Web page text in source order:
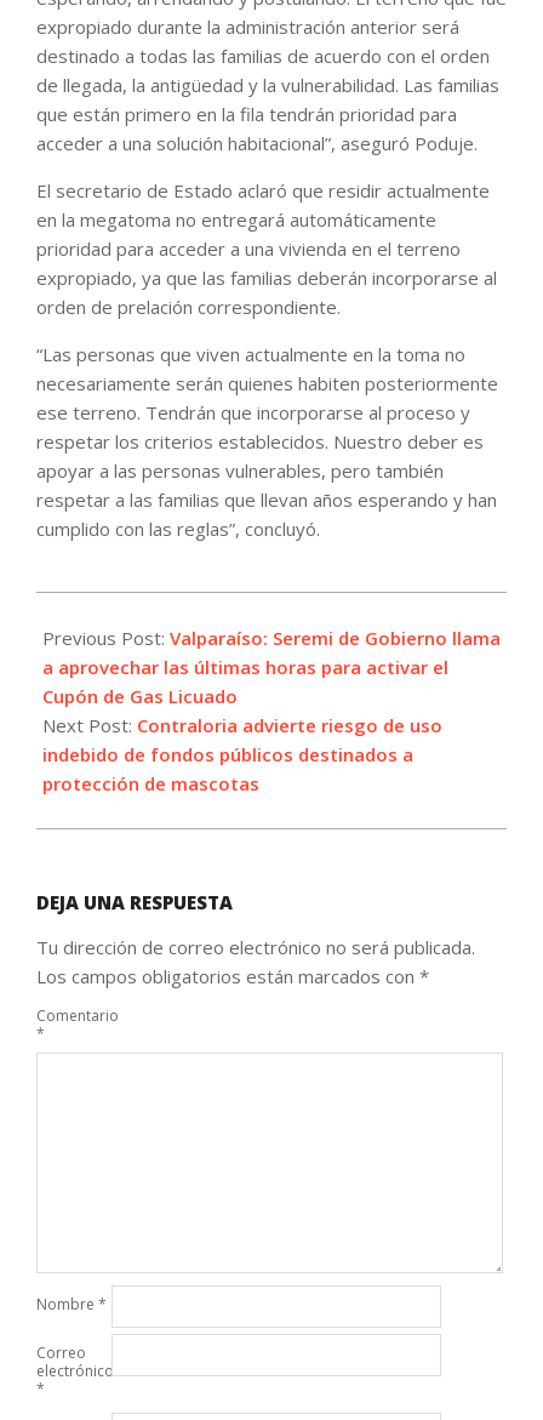
expropiado durante la administración anterior será
destinado a todas las familias de acuerdo con el orden
de llegada, la antigüedad y la vulnerabilidad. Las familias
que están primero en la fila tendrán prioridad para
acceder a una solución habitacional”, aseguró Poduje.
El secretario de Estado aclaró que residir actualmente
en la megatoma no entregará automáticamente
prioridad para acceder a una vivienda en el terreno
expropiado, ya que las familias deberán incorporarse al
orden de prelación correspondiente.
“Las personas que viven actualmente en la toma no
necesariamente serán quienes habiten posteriormente
ese terreno. Tendrán que incorporarse al proceso y
respetar los criterios establecidos. Nuestro deber es
apoyar a las personas vulnerables, pero también
respetar a las familias que llevan años esperando y han
cumplido con las reglas”, concluyó.
06-
30
Previous Post: Valparaíso: Seremi de Gobierno llama
a aprovechar las últimas horas para activar el
Cupón de Gas Licuado
Next Post: Contraloria advierte riesgo de uso
indebido de fondos públicos destinados a
protección de mascotas
DEJA UNA RESPUESTA
Tu dirección de correo electrónico no será publicada.
Los campos obligatorios están marcados con *
Comentario
*
Nombre *
Correo
electrónico
*